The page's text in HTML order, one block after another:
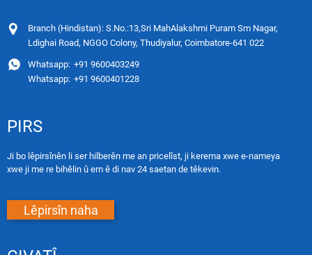
Branch (Hindistan): S.No.:13,Sri MahAlakshmi Puram Sm Nagar,
Ldighai Road, NGGO Colony, Thudiyalur, Coimbatore-641 022
Whatsapp: +91 9600403249
Whatsapp: +91 9600401228
PIRS
Ji bo lêpirsînên li ser hilberên me an pricelîst, ji kerema xwe e-nameya
xwe ji me re bihêlin û em ê di nav 24 saetan de têkevin.
Lêpirsîn naha